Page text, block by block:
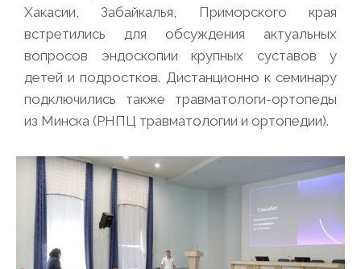
Хакасии, Забайкалья, Приморского края
встретились для обсуждения актуальных
вопросов эндоскопии крупных суставов у
детей и подростков. Дистанционно к семинару
подключились также травматологи-ортопеды
из Минска (РНПЦ травматологии и ортопедии).